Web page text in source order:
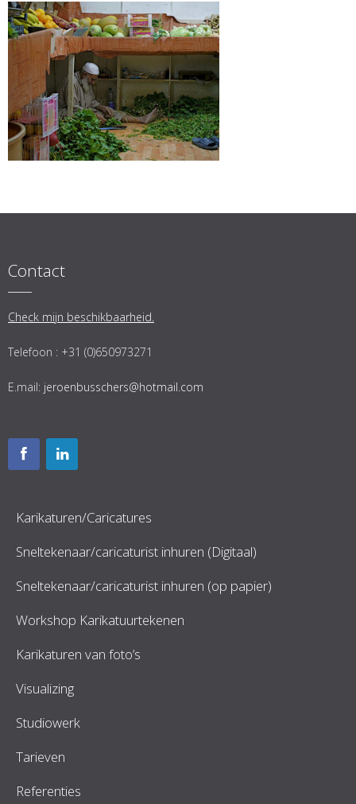
Contact
Check mijn beschikbaarheid.
Telefoon : +31 (0)650973271
E.mail: jeroenbusschers@hotmail.com
Karikaturen/Caricatures
Sneltekenaar/caricaturist inhuren (Digitaal)
Sneltekenaar/caricaturist inhuren (op papier)
Workshop Karikatuurtekenen
Karikaturen van foto’s
Visualizing
Studiowerk
Tarieven
Referenties